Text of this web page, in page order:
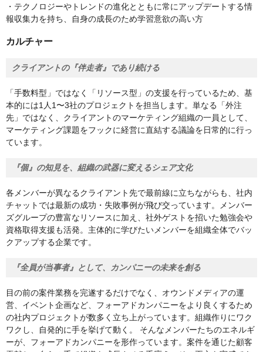
・テクノロジーやトレンドの進化とともに常にアップデートする情
報収集力を持ち、自身の成長のため学習意欲の高い方
カルチャー
クライアントの『伴走者』であり続ける
「手数料型」ではなく「リソース型」の支援を行っているため、基
本的には1人1〜3社のプロジェクトを担当します。単なる「外注
先」ではなく、クライアントのマーケティング組織の一員として、
マーケティング課題をフックに経営に直結する議論を日常的に行っ
ています。
『個』の知見を、組織の武器に変えるシェア文化
各メンバーが異なるクライアント先で最前線に立ちながらも、社内
チャットでは最新の成功・失敗事例が飛び交っています。メンバー
ズグループの豊富なリソースに加え、社外ゲストを招いた勉強会や
資格取得支援も活発。主体的に学びたいメンバーを組織全体でバッ
クアップする企業です。
『全員が当事者』として、カンパニーの未来を創る
目の前の案件業務を完遂するだけでなく、オウンドメディアの運
営、イベント企画など、フォーアドカンパニーをより良くするため
の社内プロジェクトが数多く立ち上がっています。組織作りにワク
ワクし、自発的に手を挙げて動く。 そんなメンバーたちのエネルギ
ーが、フォーアドカンパニーを形作っています。案件を通じた顧客